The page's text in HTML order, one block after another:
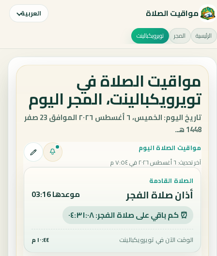
مواقيت الصلاة العربية
الرئيسية المجر تويرويكبالينت
مواقيت الصلاة في
تويرويكبالينت، المجر اليوم
تاريخ اليوم: الخميس، ٦ أغسطس ٢٠٢٦ الموافق 23 صفر
1448 هـ.
مواقيت الصلاة اليوم
آخر تحديث: ٦ أغسطس ٢٠٢٦ في ٧:٥٤ م
الصلاة القادمة
أذان صلاة الفجر موعدها 03:16
⏰ كم باقي على صلاة الفجر: ٠٤:٣١:٠٧
الوقت الآن في تويرويكبالينت ١٠:٤٤ م